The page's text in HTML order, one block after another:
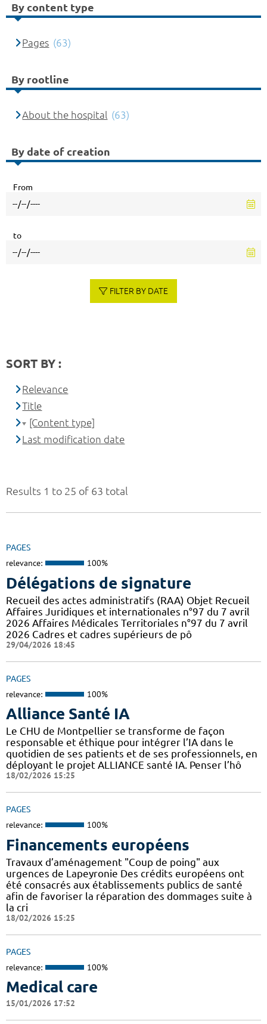
Results 1 to 25 of 63 total
PAGES
relevance: 100%
Délégations de signature
Recueil des actes administratifs (RAA) Objet Recueil
Affaires Juridiques et internationales n°97 du 7 avril
2026 Affaires Médicales Territoriales n°97 du 7 avril
2026 Cadres et cadres supérieurs de pô
29/04/2026 18:45
PAGES
relevance: 100%
Alliance Santé IA
Le CHU de Montpellier se transforme de façon
responsable et éthique pour intégrer l’IA dans le
quotidien de ses patients et de ses professionnels, en
déployant le projet ALLIANCE santé IA. Penser l’hô
18/02/2026 15:25
PAGES
relevance: 100%
Financements européens
Travaux d’aménagement "Coup de poing" aux
urgences de Lapeyronie Des crédits européens ont
été consacrés aux établissements publics de santé
afin de favoriser la réparation des dommages suite à
la cri
18/02/2026 15:25
PAGES
relevance: 100%
Medical care
15/01/2026 17:52
By content type
Pages (63)
By rootline
About the hospital (63)
By date of creation
From
to
FILTER BY DATE
SORT BY :
Relevance
Title
[Content type]
Last modification date